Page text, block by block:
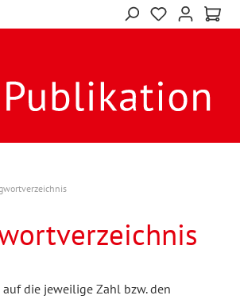
die jeweilige Zahl bzw. den